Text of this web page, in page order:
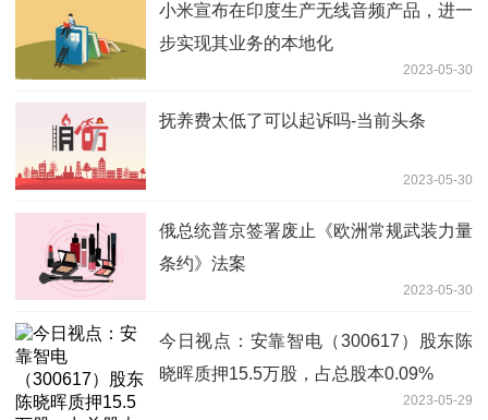
小米宣布在印度生产无线音频产品，进一
步实现其业务的本地化
2023-05-30
抚养费太低了可以起诉吗-当前头条
2023-05-30
俄总统普京签署废止《欧洲常规武装力量
条约》法案
2023-05-30
今日视点：安靠智电（300617）股东陈
晓晖质押15.5万股，占总股本0.09%
2023-05-29